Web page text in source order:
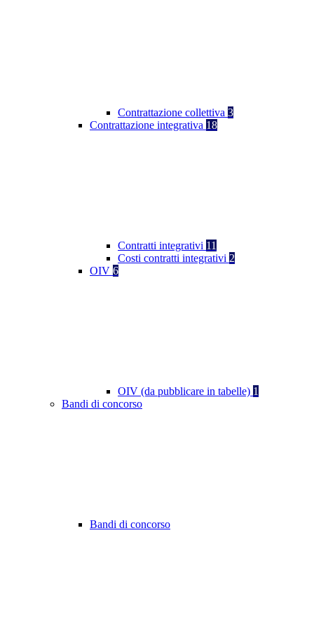
Contrattazione collettiva 3
Contrattazione integrativa 18
Contratti integrativi 11
Costi contratti integrativi 2
OIV 6
OIV (da pubblicare in tabelle) 1
Bandi di concorso
Bandi di concorso